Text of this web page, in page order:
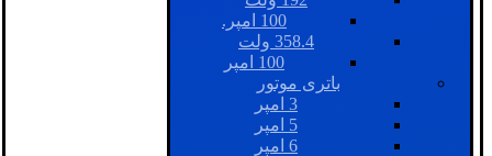
100 امپر.
358.4 ولت
100 امپر
باتری موتور
3 امپر
5 امپر
6 امپر